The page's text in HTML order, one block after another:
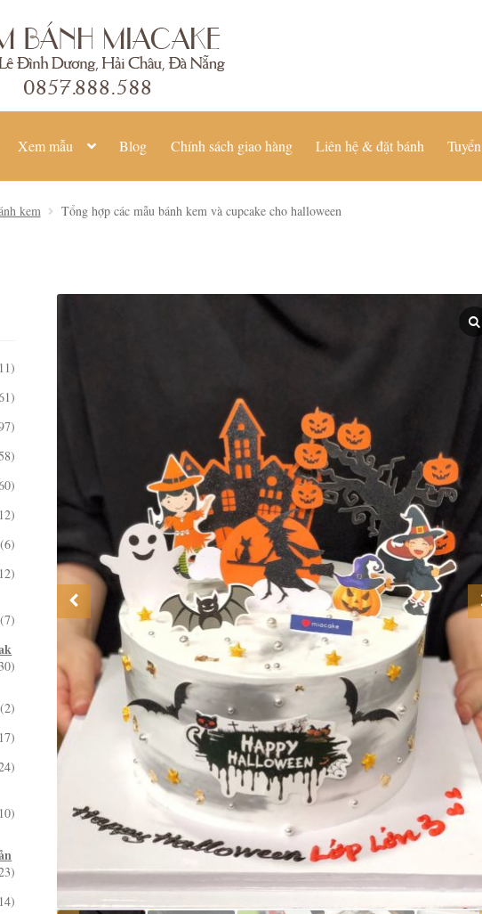
Xem mẫu Blog Chính sách giao hàng Liên hệ & đặt bánh
kem Tổng hợp các mẫu bánh kem và cupcake cho halloween
(6)
(7)
(2)